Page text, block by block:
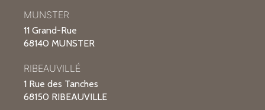
MUNSTER
11 Grand-Rue
68140 MUNSTER
RIBEAUVILLÉ
1 Rue des Tanches
68150 RIBEAUVILLE